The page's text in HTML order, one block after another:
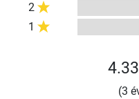
2
1
4.33
(3